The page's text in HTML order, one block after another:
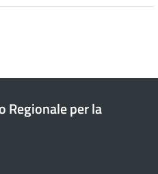
Regionale per la